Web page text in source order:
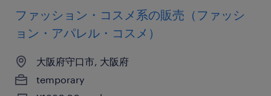
ファッション・コスメ系の販売（ファッシ
ョン・アパレル・コスメ）
大阪府守口市, 大阪府
temporary